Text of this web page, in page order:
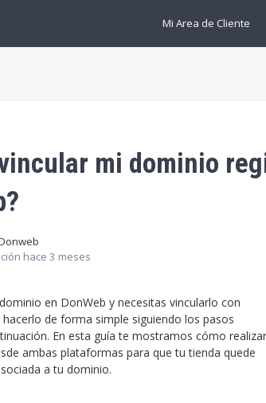
Mi Area de Cliente
mi dominio
hace 3 meses
en DonWeb y necesitas vincularlo con
hacerlo de forma simple siguiendo los pasos
En esta guía te mostramos cómo
ambas plataformas para que tu tienda quede
a tu dominio.